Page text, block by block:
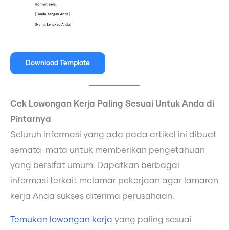
Download Template
Cek Lowongan Kerja Paling Sesuai Untuk Anda di
Pintarnya
Seluruh informasi yang ada pada artikel ini dibuat
semata-mata untuk memberikan pengetahuan
yang bersifat umum. Dapatkan berbagai
informasi terkait melamar pekerjaan agar lamaran
kerja Anda sukses diterima perusahaan.
Temukan lowongan kerja yang paling sesuai